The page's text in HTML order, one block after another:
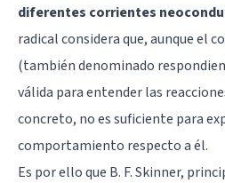
diferentes corrientes
radical considera que, aunque el
(también denominado
válida para entender las
concreto, no es suficiente para
comportamiento respecto a él.
Es por ello que B. F. Skinner,